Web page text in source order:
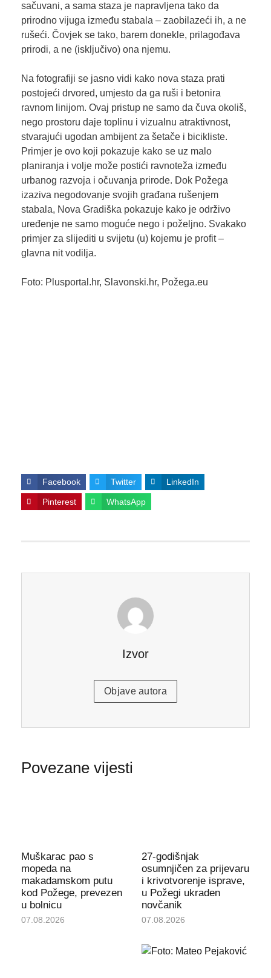
sačuvani, a sama staza je napravljena tako da
prirodno vijuga između stabala – zaobilazeći ih, a ne
rušeći. Čovjek se tako, barem donekle, prilagođava
prirodi, a ne (isključivo) ona njemu.
Na fotografiji se jasno vidi kako nova staza prati
postojeći drvored, umjesto da ga ruši i betonira
ravnom linijom. Ovaj pristup ne samo da čuva okoliš,
nego prostoru daje toplinu i vizualnu atraktivnost,
stvarajući ugodan ambijent za šetače i bicikliste.
Primjer je ovo koji pokazuje kako se uz malo
planiranja i volje može postići ravnoteža između
urbanog razvoja i očuvanja prirode. Dok Požega
izaziva negodovanje svojih građana rušenjem
stabala, Nova Gradiška pokazuje kako je održivo
uređenje ne samo moguće nego i poželjno. Svakako
primjer za slijediti u svijetu (u) kojemu je profit –
glavna nit vodilja.
Foto: Plusportal.hr, Slavonski.hr, Požega.eu
Facebook Twitter LinkedIn
Pinterest WhatsApp
Izvor
Objave autora
Povezane vijesti
Muškarac pao s
mopeda na
makadamskom putu
kod Požege, prevezen
u bolnicu
07.08.2026
27-godišnjak
osumnjičen za prijevaru
i krivotvorenje isprave,
u Požegi ukraden
novčanik
07.08.2026